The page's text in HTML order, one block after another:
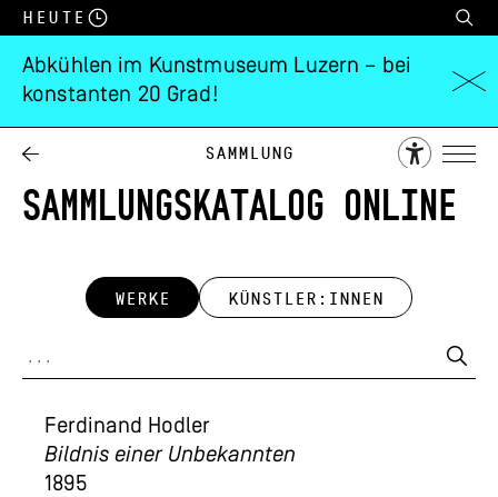
Heute
Abkühlen im Kunstmuseum Luzern – bei
konstanten 20 Grad!
Sammlung
SAMMLUNGSKATALOG ONLINE
WERKE KÜNSTLER:INNEN
Ferdinand Hodler
Bildnis einer Unbekannten
1895